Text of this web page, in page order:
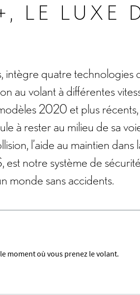
LE LUXE
intègre quatre technologies
au volant à différentes
2020 et plus
à rester au milieu de sa
l’aide au maintien dans
est notre système de
monde sans accidents.
moment où vous prenez le volant.